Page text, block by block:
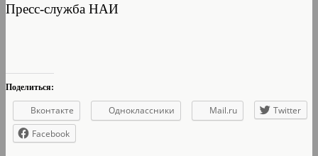
Пресс-служба НАИ
Поделиться:
Вконтакте Одноклассники Mail.ru
Twitter
Facebook